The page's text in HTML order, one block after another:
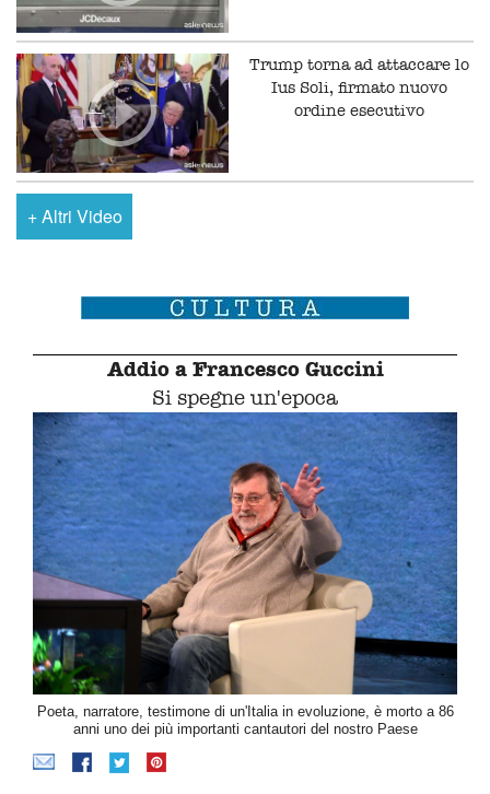
Trump torna ad attaccare lo
Ius Soli, firmato nuovo
ordine esecutivo
+Altri Video
Addio a Francesco Guccini
Si spegne un'epoca
Poeta, narratore, testimone di un'Italia in evoluzione, è morto a 86
anni uno dei più importanti cantautori del nostro Paese